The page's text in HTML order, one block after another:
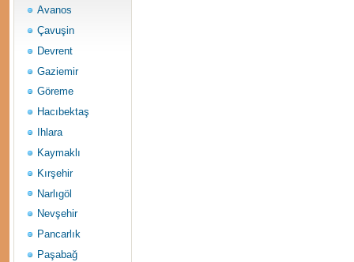
Avanos
Çavuşin
Devrent
Gaziemir
Göreme
Hacıbektaş
Ihlara
Kaymaklı
Kırşehir
Narlıgöl
Nevşehir
Pancarlık
Paşabağ